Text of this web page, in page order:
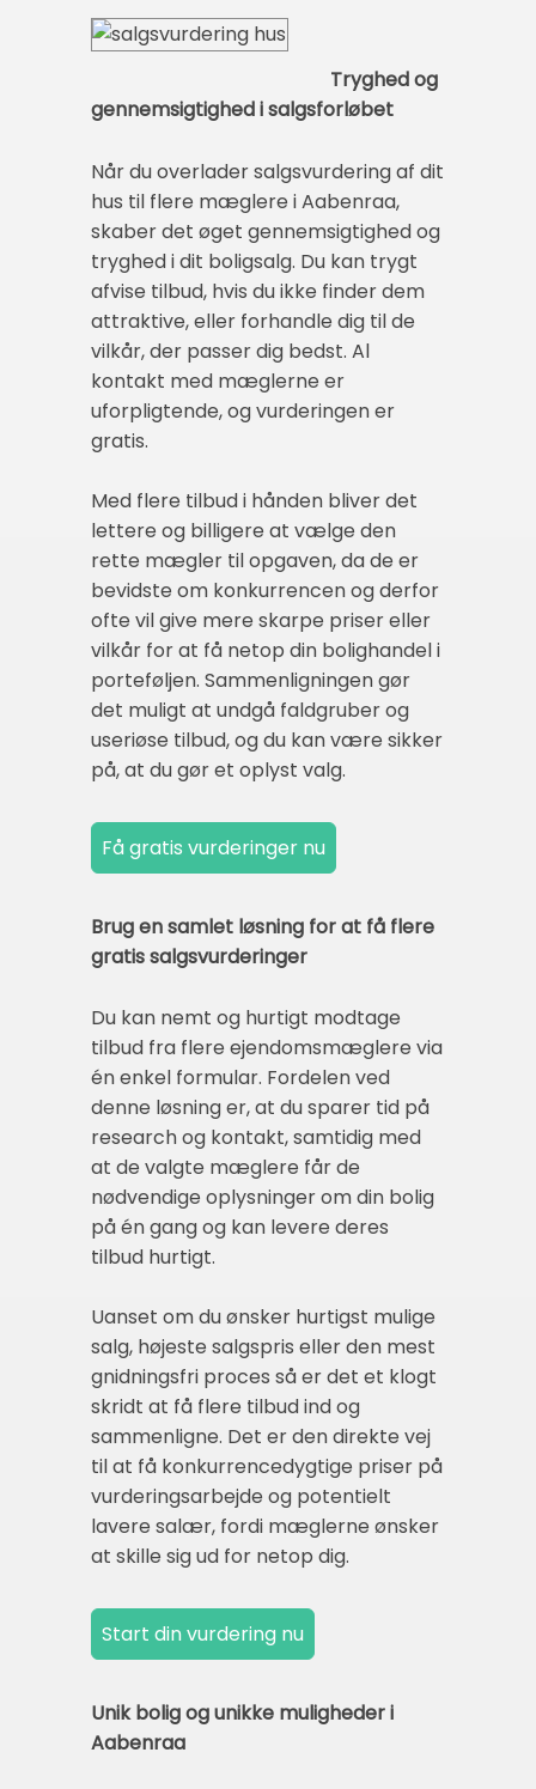
Tryghed og
gennemsigtighed i salgsforløbet
Når du overlader salgsvurdering af dit
hus til flere mæglere i Aabenraa,
skaber det øget gennemsigtighed og
tryghed i dit boligsalg. Du kan trygt
afvise tilbud, hvis du ikke finder dem
attraktive, eller forhandle dig til de
vilkår, der passer dig bedst. Al
kontakt med mæglerne er
uforpligtende, og vurderingen er
gratis.
Med flere tilbud i hånden bliver det
lettere og billigere at vælge den
rette mægler til opgaven, da de er
bevidste om konkurrencen og derfor
ofte vil give mere skarpe priser eller
vilkår for at få netop din bolighandel i
porteføljen. Sammenligningen gør
det muligt at undgå faldgruber og
useriøse tilbud, og du kan være sikker
på, at du gør et oplyst valg.
Brug en samlet løsning for at få flere
gratis salgsvurderinger
Du kan nemt og hurtigt modtage
tilbud fra flere ejendomsmæglere via
én enkel formular. Fordelen ved
denne løsning er, at du sparer tid på
research og kontakt, samtidig med
at de valgte mæglere får de
nødvendige oplysninger om din bolig
på én gang og kan levere deres
tilbud hurtigt.
Uanset om du ønsker hurtigst mulige
salg, højeste salgspris eller den mest
gnidningsfri proces så er det et klogt
skridt at få flere tilbud ind og
sammenligne. Det er den direkte vej
til at få konkurrencedygtige priser på
vurderingsarbejde og potentielt
lavere salær, fordi mæglerne ønsker
at skille sig ud for netop dig.
Unik bolig og unikke muligheder i
Aabenraa